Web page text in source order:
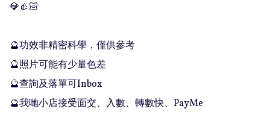
💎👍🏻
🔮功效非精密科學，僅供參考
🔮照片可能有少量色差
🔮查詢及落單可Inbox
🔮我哋小店接受面交、入數、轉數快、PayMe